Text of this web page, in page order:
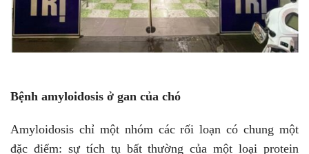
Bệnh amyloidosis ở gan của chó
Amyloidosis chỉ một nhóm các rối loạn có chung một
đặc điểm: sự tích tụ bất thường của một loại protein